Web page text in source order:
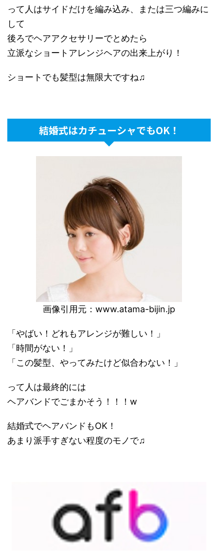
って人はサイドだけを編み込み、または三つ編みに
して
後ろでヘアアクセサリーでとめたら
立派なショートアレンジヘアの出来上がり！
ショートでも髪型は無限大ですね♫
結婚式はカチューシャでもOK！
画像引用元： www.atama-bijin.jp
「やばい！どれもアレンジが難しい！」
「時間がない！」
「この髪型、やってみたけど似合わない！」
って人は最終的には
ヘアバンドでごまかそう！！！w
結婚式でヘアバンドもOK！
あまり派手すぎない程度のモノで♫